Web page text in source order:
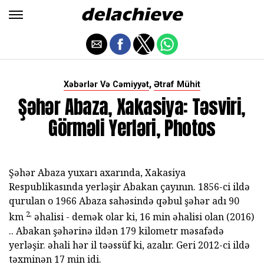
Xəbərlər Və Cəmiyyət, Ətraf Mühit
Şəhər Abaza, Xakasiya: Təsviri,
Görməli Yerləri, Photos
Şəhər Abaza yuxarı axarında, Xakasiya
Respublikasında yerləşir Abakan çayının. 1856-ci ildə
qurulan o 1966 Abaza sahəsində qəbul şəhər adı 90
km 2, əhalisi - demək olar ki, 16 min əhalisi olan (2016)
.. Abakan şəhərinə ildən 179 kilometr məsafədə
yerləşir. əhali hər il təəssüf ki, azalır. Geri 2012-ci ildə
təxminən 17 min idi.